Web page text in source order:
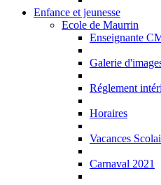
Enfance et jeunesse
Ecole de Maurrin
Enseignante
Galerie
Réglement
Horaires
Vacances
Carnaval 2021